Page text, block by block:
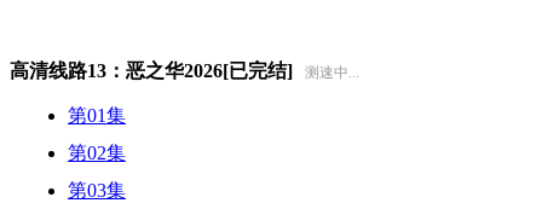
高清线路13：恶之华2026[已完结] 测速中...
第01集
第02集
第03集